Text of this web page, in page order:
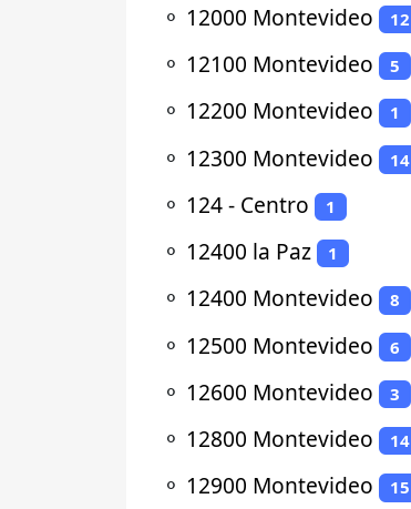
⚬ 12000 Montevideo 12
⚬ 12100 Montevideo 5
⚬ 12200 Montevideo 1
⚬ 12300 Montevideo 14
⚬ 124 - Centro 1
⚬ 12400 la Paz 1
⚬ 12400 Montevideo 8
⚬ 12500 Montevideo 6
⚬ 12600 Montevideo 3
⚬ 12800 Montevideo 14
⚬ 12900 Montevideo 15